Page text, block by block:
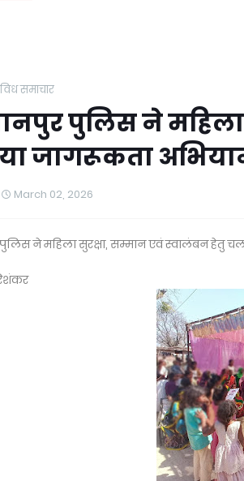
समाचार
पुलिस ने
जागरूकता
March 02, 2026
ने महिला सुरक्षा, सम्मान एवं स्वालंबन हेतु